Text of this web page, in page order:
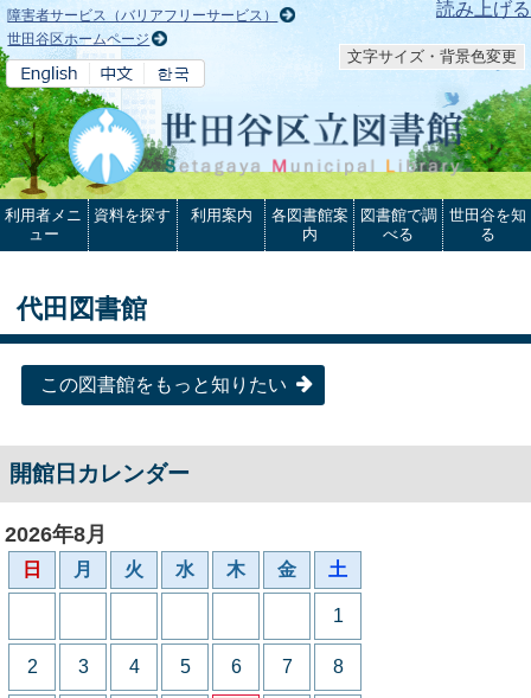
本文へ 読み上げる
障害者サービス（バリアフリーサービス）
世田谷区ホームページ
文字サイズ・背景色変更
利用者メニ
ュー
資料を探す 利用案内
各図書館案
内
図書館で調
べる
世田谷を知
る
代田図書館
この図書館をもっと知りたい
開館日カレンダー
2026年8月
日 月 火 水 木 金 土
1
2 3 4 5 6 7 8